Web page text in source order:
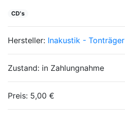
CD's
Hersteller: Inakustik - Tonträger
Zustand: in Zahlungnahme
Preis: 5,00 €